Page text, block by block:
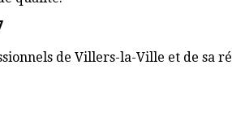
de Villers-la-Ville et de sa